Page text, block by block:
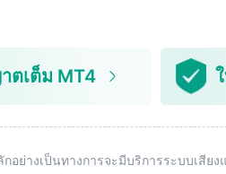
ตเต็ม MT4
กอย่างเป็นทางการจะมีบริการระบบเ